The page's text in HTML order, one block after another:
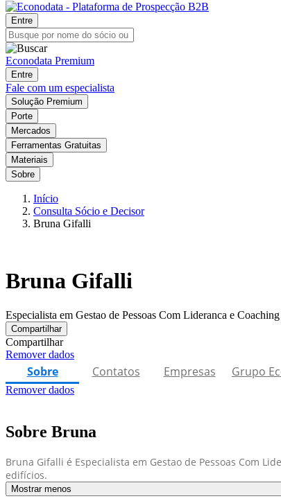
Entre
Econodata Premium
Entre
Fale com um especialista
Solução Premium
Porte
Mercados
Ferramentas Gratuitas
Materiais
Sobre
Início
Consulta Sócio e Decisor
Bruna Gifalli
Bruna Gifalli
Especialista em Gestao de Pessoas Com Lideranca e
Compartilhar
Compartilhar
Remover dados
Sobre Contatos Empresas Grupo
Remover dados
Sobre Bruna
Bruna Gifalli é Especialista em Gestao de Pessoas Com
edifícios.
Mostrar menos